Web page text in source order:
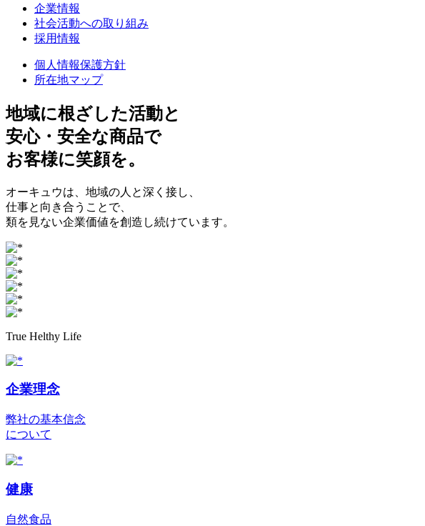
企業情報
社会活動への取り組み
採用情報
個人情報保護方針
所在地マップ
地域に根ざした活動と
安心・安全な商品で
お客様に笑顔を。
オーキュウは、地域の人と深く接し、
仕事と向き合うことで、
類を見ない企業価値を創造し続けています。
True Helthy Life
企業理念
弊社の基本信念
について
健康
自然食品